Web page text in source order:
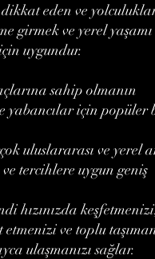
eden ve
girmek ve yerel yaşamı
uygundur.
sahip olmanın
yabancılar için popüler
uluslararası ve yerel
tercihlere uygun geniş
hızınızda
ve toplu
ulaşmanızı sağlar.